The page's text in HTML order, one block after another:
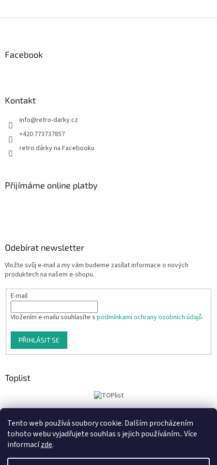
Tento web používá soubory cookie. Dalším procházením
tohoto webu vyjadřujete souhlas s jejich používáním.. Více
informacízde.
Facebook
Kontakt
info@retro-darky.cz
+420 773737857
retro dárky na Facebooku
Přijímáme online platby
Odebírat newsletter
Vložte svůj e-mail a my vám budeme zasílat informace o nových
produktech na našem e-shopu.
E-mail
Vložením e-mailu souhlasíte s podmínkami ochrany osobních údajů
PŘIHLÁSIT SE
Toplist
Tiskoteka.cz Krowki.cz Cedule-Cedulky.cz